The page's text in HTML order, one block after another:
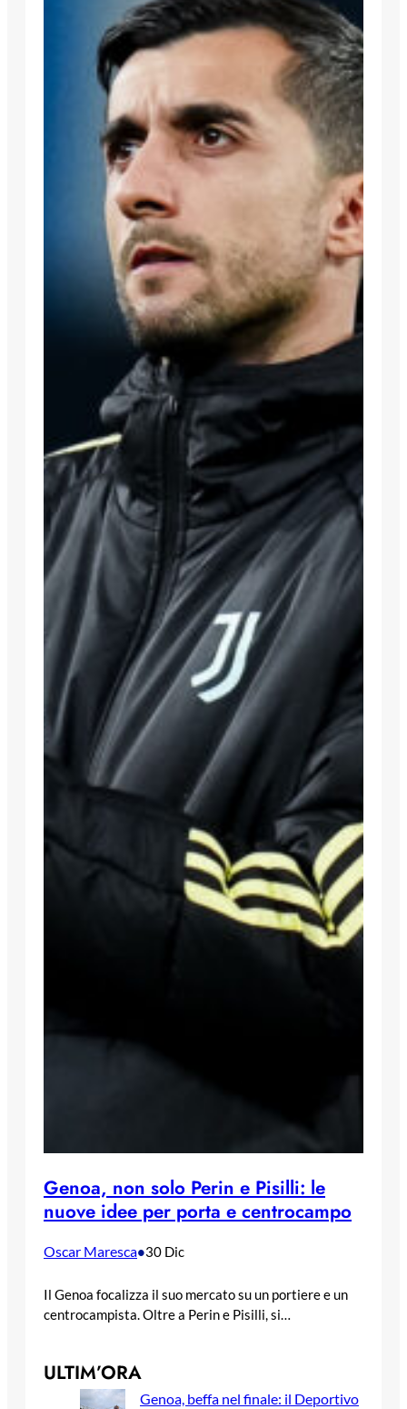
Genoa, non solo Perin e Pisilli: le
nuove idee per porta e centrocampo
Oscar Maresca•30 Dic
Il Genoa focalizza il suo mercato su un portiere e un
centrocampista. Oltre a Perin e Pisilli, si…
ULTIM’ORA
Genoa, beffa nel finale: il Deportivo